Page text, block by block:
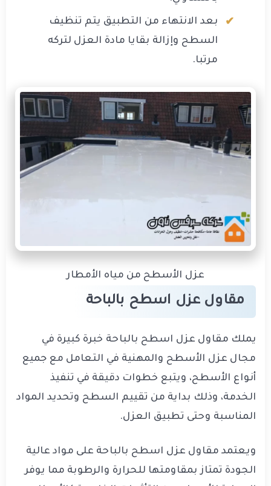
بعد الانتهاء من التطبيق يتم تنظيف
السطح وإزالة بقايا مادة العزل لتركه
مرتبا.
عزل الأسطح من مياه الأمطار
مقاول عزل اسطح بالباحة
يملك مقاول عزل اسطح بالباحة خبرة كبيرة في
مجال عزل الأسطح والمهنية في التعامل مع جميع
أنواع الأسطح، ويتبع خطوات دقيقة في تنفيذ
الخدمة، وذلك بداية من تقييم السطح وتحديد المواد
المناسبة وحتى تطبيق العزل.
ويعتمد مقاول عزل اسطح بالباحة على مواد عالية
الجودة تمتاز بمقاومتها للحرارة والرطوبة مما يوفر